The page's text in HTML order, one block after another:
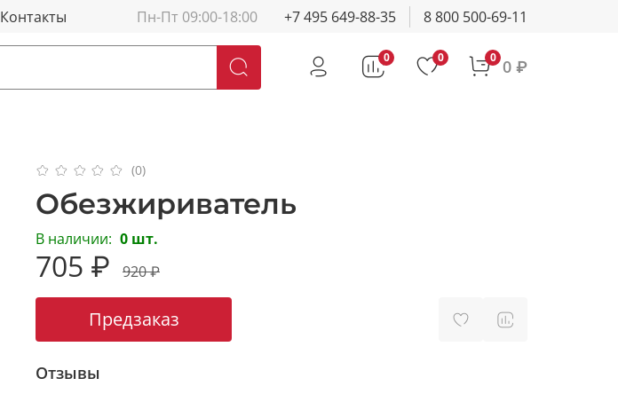
Контакты Пн-Пт 09:00-18:00 +7 495 649-88-35 8 800 500-69-11
0 0 0 0 ₽
(0)
Обезжириватель
В наличии: 0 шт.
705 ₽ 920 ₽
Предзаказ
Отзывы